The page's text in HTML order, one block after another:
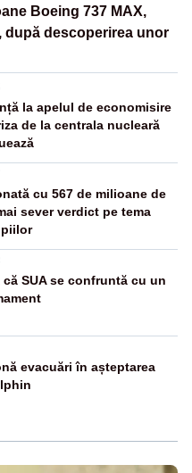
Boeing 737 MAX,
după descoperirea unor
la apelul de economisire
de la centrala nucleară
cu 567 de milioane de
sever verdict pe tema
că SUA se confruntă cu un
evacuări în așteptarea